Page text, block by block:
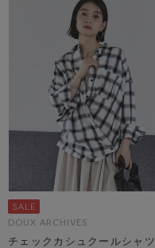
DOUX ARCHIVES
チェックカシュクールシャツ